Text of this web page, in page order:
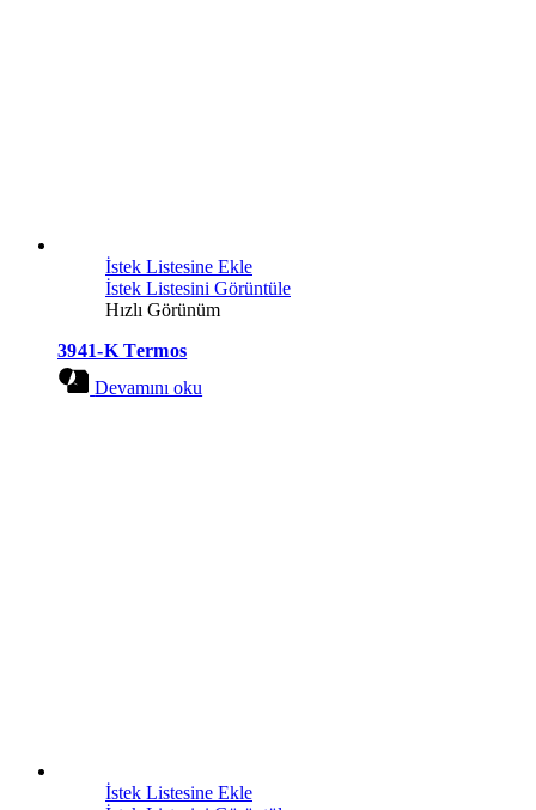
İstek Listesine Ekle
İstek Listesini Görüntüle
Hızlı Görünüm
3941-K Termos
Devamını oku
İstek Listesine Ekle